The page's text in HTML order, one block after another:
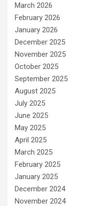
March 2026
February 2026
January 2026
December 2025
November 2025
October 2025
September 2025
August 2025
July 2025
June 2025
May 2025
April 2025
March 2025
February 2025
January 2025
December 2024
November 2024